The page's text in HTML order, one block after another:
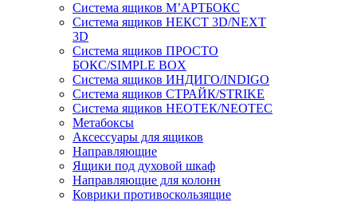
Система ящиков М’АРТБОКС
Система ящиков НЕКСТ 3D/NEXT
3D
Система ящиков ПРОСТО
БОКС/SIMPLE BOX
Система ящиков ИНДИГО/INDIGO
Система ящиков СТРАЙК/STRIKE
Система ящиков НЕОТЕК/NEOTEC
Метабоксы
Аксессуары для ящиков
Направляющие
Ящики под духовой шкаф
Направляющие для колонн
Коврики противоскользящие